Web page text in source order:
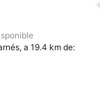
a 19.4 km de: